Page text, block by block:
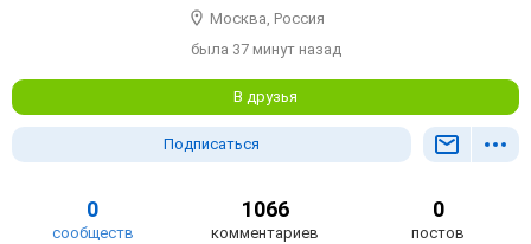
Москва, Россия
была 37 минут назад
В друзья
Подписаться
0
сообществ
1066
комментариев
0
постов